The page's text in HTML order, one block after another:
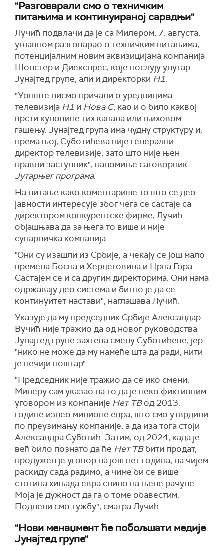
"Разговарали смо о техничким
питањима и континуираној сарадњи"
Лучић подвлачи да је са Милером, 7. августа,
углавном разговарао о техничким питањима,
потенцијалним новим аквизицијама компанија
Шопстер и Диекспрес, које послују унутар
Јунајтед групе, али и директорки Н1.
"Уопште нисмо причали о уредницима
телевизија Н1 и Нова С, као и о било каквој
врсти куповине тих канала или њиховом
гашењу. Јунајтед група има чудну структуру и,
према њој, Суботићева није генерални
директор телевизије, зато што није њен
правни заступник", напомиње саговорник
Јутарњег програма.
На питање како коментарише то што се део
јавности интересује због чега се састаје са
директором конкурентске фирме, Лучић
објашњава да за њега то више и није
супарничка компанија.
"Они су изашли из Србије, а чекају се још мало
времена Босна и Херцеговина и Црна Гора.
Састајем се и са другим директорима. Они нама
одржавају део система и битно је да се
континуитет настави", наглашава Лучић.
Указује да му председник Србије Александар
Вучић није тражио да од новог руководства
Јунајтед групе захтева смену Суботићеве, јер
"нико не може да му намеће шта да ради, нити
је нечији поштар".
"Председник није тражио да се ико смени.
Милеру сам указао на то да је неко фиктивним
уговором из компаније Нет ТВод 2013.
године изнео милионе евра, што смо утврдили
по преузимању компаније, а да иза тога стоји
Александра Суботић. Затим, од 2024, када је
већ било познато да ће Нет ТВбити продат,
продужен је уговор на још пет година, на чијем
раскиду сада радимо, а чиме би се више
стотина хиљада евра слило на њене рачуне.
Моја је дужност да га о томе обавестим.
Поднели смо тужбу", сматра Лучић.
"Нови менаџмент ће побољшати медије
Јунајтед групе"